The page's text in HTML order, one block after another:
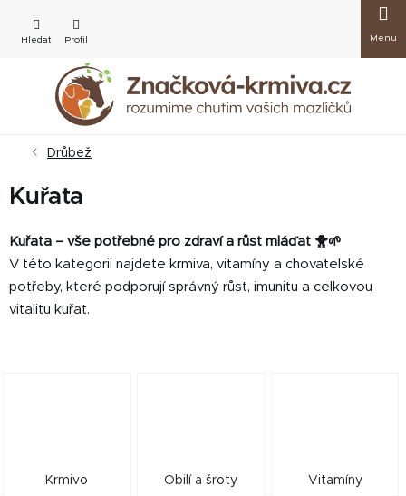
obsah
košík
Drůbež
Kuřata
Kuřata – vše potřebné pro zdraví a růst mláďat 🐥🌱
V této kategorii najdete krmiva, vitamíny a chovatelské
potřeby, které podporují správný růst, imunitu a celkovou
vitalitu kuřat.
Krmivo Obilí a šroty Vitamíny